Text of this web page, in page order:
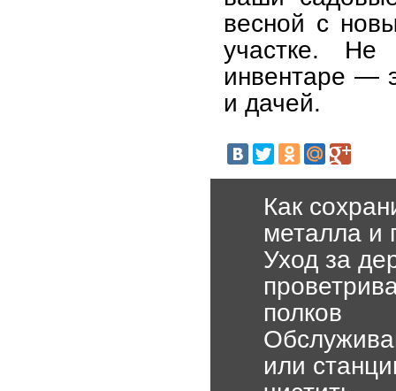
весной с
участке.
инвентаре —
и дачей.
Как
металла и
Уход за
полков
или